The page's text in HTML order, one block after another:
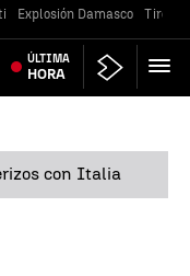
Explosión Damasco Tiroteo
ÚLTIMA
HORA
con Italia